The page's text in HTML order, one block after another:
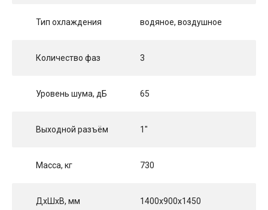
Тип охлаждения водяное, воздушное
Количество фаз 3
Уровень шума, дБ 65
Выходной разъём 1"
Масса, кг 730
ДхШхВ, мм 1400x900x1450